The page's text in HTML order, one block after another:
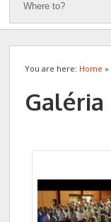
You are here: Home »
Galéria